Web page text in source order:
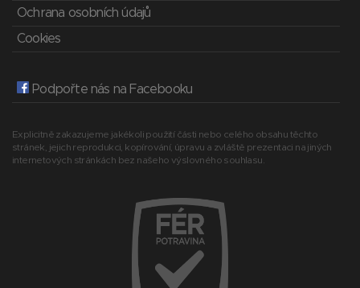
Ochrana osobních údajů
Cookies
Podpořte nás na Facebooku
Explicitně zakazujeme jakékoli použití části nebo celého obsahu těchto
stránek, jejich reprodukci, kopírování, úpravu a zvláště prezentaci na jiných
internetových stránkách bez našeho výslovného souhlasu.